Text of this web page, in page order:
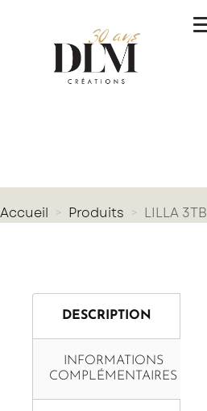
Accueil Produits LILLA 3TB
DESCRIPTION
INFORMATIONS
COMPLÉMENTAIRES